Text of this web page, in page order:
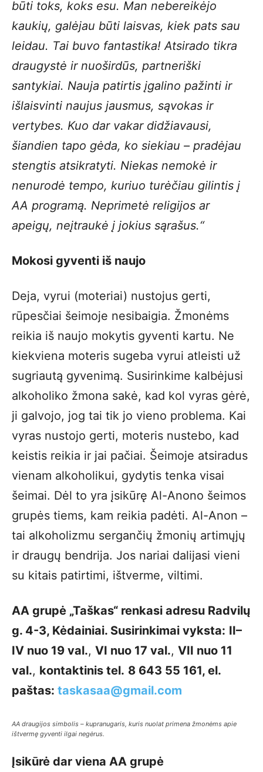
būti toks, koks esu. Man nebereikėjo
kaukių, galėjau būti laisvas, kiek pats sau
leidau. Tai buvo fantastika! Atsirado tikra
draugystė ir nuoširdūs, partneriški
santykiai. Nauja patirtis įgalino pažinti ir
išlaisvinti naujus jausmus, sąvokas ir
vertybes. Kuo dar vakar didžiavausi,
šiandien tapo gėda, ko siekiau – pradėjau
stengtis atsikratyti. Niekas nemokė ir
nenurodė tempo, kuriuo turėčiau gilintis į
AA programą. Neprimetė religijos ar
apeigų, neįtraukė į jokius sąrašus.“
Mokosi gyventi iš naujo
Deja, vyrui (moteriai) nustojus gerti,
rūpesčiai šeimoje nesibaigia. Žmonėms
reikia iš naujo mokytis gyventi kartu. Ne
kiekviena moteris sugeba vyrui atleisti už
sugriautą gyvenimą. Susirinkime kalbėjusi
alkoholiko žmona sakė, kad kol vyras gėrė,
ji galvojo, jog tai tik jo vieno problema. Kai
vyras nustojo gerti, moteris nustebo, kad
keistis reikia ir jai pačiai. Šeimoje atsiradus
vienam alkoholikui, gydytis tenka visai
šeimai. Dėl to yra įsikūrę Al-Anono šeimos
grupės tiems, kam reikia padėti. Al-Anon –
tai alkoholizmu sergančių žmonių artimųjų
ir draugų bendrija. Jos nariai dalijasi vieni
su kitais patirtimi, ištverme, viltimi.
AA grupė „Taškas“ renkasi adresu Radvilų
g. 4-3, Kėdainiai. Susirinkimai vyksta: II–
IV nuo 19 val., VI nuo 17 val., VII nuo 11
val., kontaktinis tel. 8 643 55 161, el.
paštas: taskasaa@gmail.com
AA draugijos simbolis – kupranugaris, kuris nuolat primena žmonėms apie
ištvermę gyventi ilgai negėrus.
Įsikūrė dar viena AA grupė